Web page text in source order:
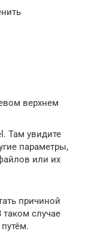
верхнем
Там увидите
параметры,
или их
причиной
случае